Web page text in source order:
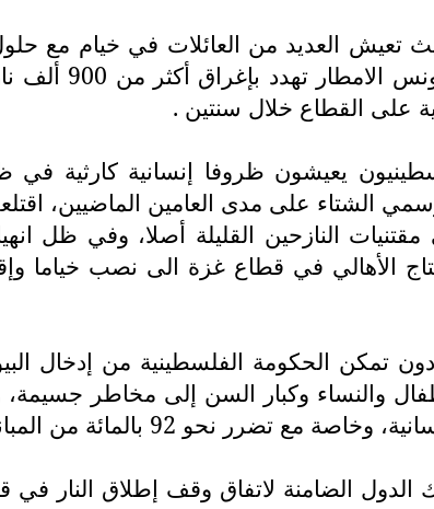
تعيش العديد من العائلات في خيام مع
إلى
على القطاع خلال سنتين .
يعيشون ظروفا إنسانية
الشتاء على مدى العامين الماضيين،
النازحين القليلة أصلا، وفي ظل
في قطاع غزة الى نصب خياما
تمكن الحكومة الفلسطينية من إدخال
والنساء وكبار السن إلى مخاطر
من المباني السكنية أو دمارها في الحرب .
الدول الضامنة لاتفاق وقف إطلاق النار